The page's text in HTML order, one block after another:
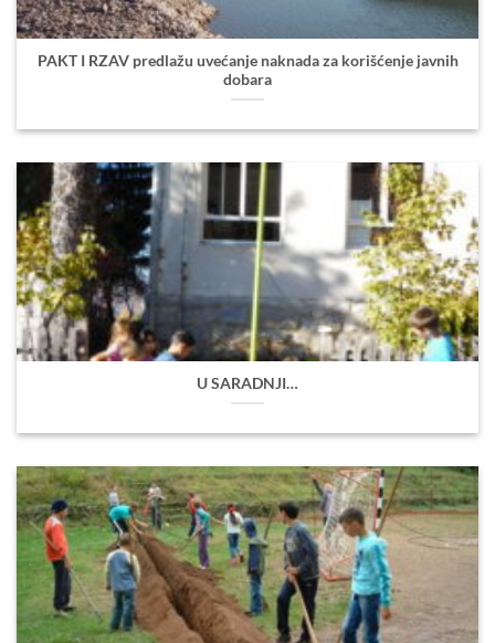
PAKT I RZAV predlažu uvećanje naknada za korišćenje javnih
dobara
U SARADNJI…